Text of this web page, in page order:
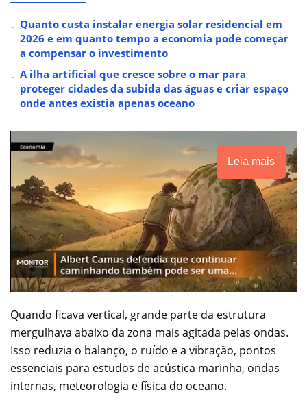
Quanto custa instalar energia solar residencial em
2026 e em quanto tempo a economia pode começar
a compensar o investimento
A ilha artificial que cresce sobre o mar para
proteger cidades da subida das águas e criar espaço
onde antes existia apenas oceano
Leia mais
Quando ficava vertical, grande parte da estrutura
mergulhava abaixo da zona mais agitada pelas ondas.
Isso reduzia o balanço, o ruído e a vibração, pontos
essenciais para estudos de acústica marinha, ondas
internas, meteorologia e física do oceano.